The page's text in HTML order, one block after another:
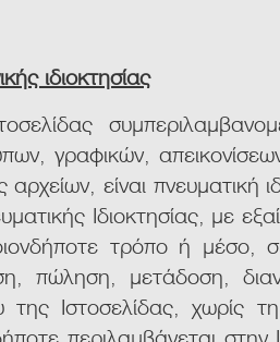
ιδιοκτησίας
γραφικών,
είναι πνευματική
Ιδιοκτησίας, με
τρόπο ή μέσο,
πώληση, μετάδοση,
της Ιστοσελίδας, χωρίς